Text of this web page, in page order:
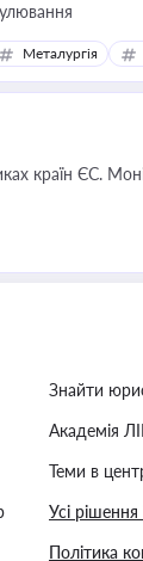
Металургія
країн ЄС.
Знайти
Академія
Теми в
Усі
Політика